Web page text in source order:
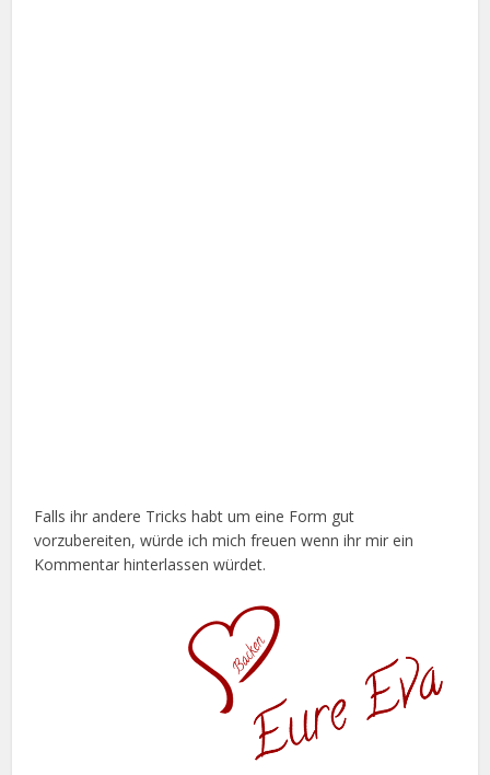
Falls ihr andere Tricks habt um eine Form gut
vorzubereiten, würde ich mich freuen wenn ihr mir ein
Kommentar hinterlassen würdet.